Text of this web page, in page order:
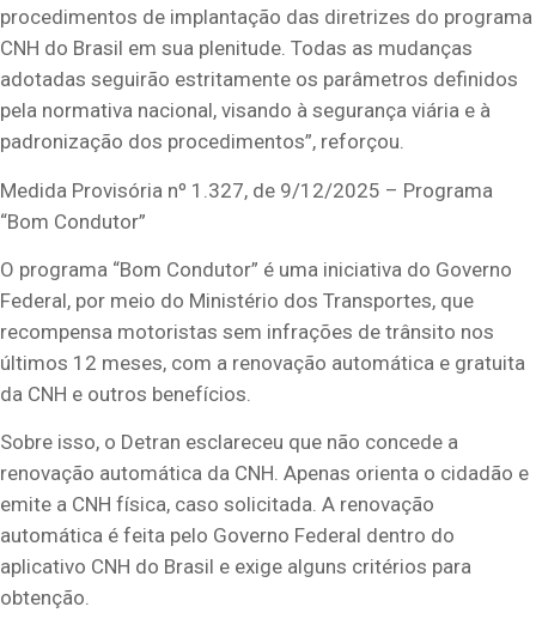
procedimentos de implantação das diretrizes do programa
CNH do Brasil em sua plenitude. Todas as mudanças
adotadas seguirão estritamente os parâmetros definidos
pela normativa nacional, visando à segurança viária e à
padronização dos procedimentos”, reforçou.
Medida Provisória nº 1.327, de 9/12/2025 – Programa
“Bom Condutor”
O programa “Bom Condutor” é uma iniciativa do Governo
Federal, por meio do Ministério dos Transportes, que
recompensa motoristas sem infrações de trânsito nos
últimos 12 meses, com a renovação automática e gratuita
da CNH e outros benefícios.
Sobre isso, o Detran esclareceu que não concede a
renovação automática da CNH. Apenas orienta o cidadão e
emite a CNH física, caso solicitada. A renovação
automática é feita pelo Governo Federal dentro do
aplicativo CNH do Brasil e exige alguns critérios para
obtenção.